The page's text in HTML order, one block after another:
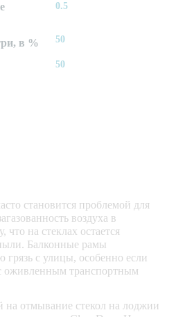
0.5
в % 50
50
становится проблемой для
воздуха в
на стеклах остается
Балконные рамы
с улицы, особенно если
оживленным транспортным
на отмывание стекол на лоджии